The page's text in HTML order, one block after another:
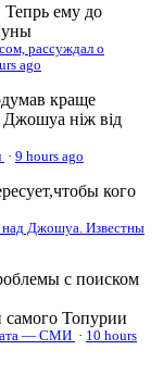
ему до
рассуждал о
ago
краще
Джошуа ніж від
· 9 hours ago
кого
над Джошуа. Известны
с поиском
Топурии
— СМИ · 10 hours